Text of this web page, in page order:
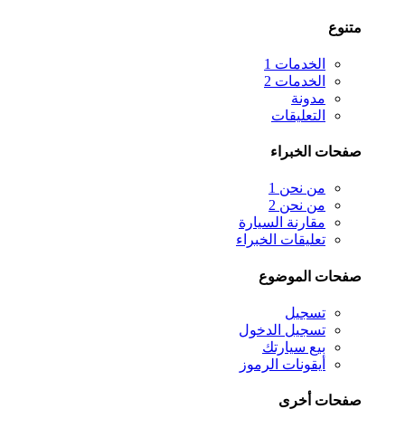
متنوع
الخدمات 1
الخدمات 2
مدونة
التعليقات
صفحات الخبراء
من نحن 1
من نحن 2
مقارنة السيارة
تعليقات الخبراء
صفحات الموضوع
تسجيل
تسجيل الدخول
بيع سيارتك
أيقونات الرموز
صفحات أخرى